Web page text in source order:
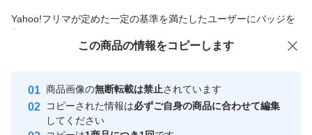
Yahoo!フリマが定めた一定の基準を満たしたユーザーにバッジを
付与しています
安心取引出品者
心・安全なユーザーです
取引実績
この商品の情報をコピーします
商品画像の無断転載は禁止されています
コピーされた情報は必ずご自身の商品に合わせて編集
してください
この商品をみている人にオススメ